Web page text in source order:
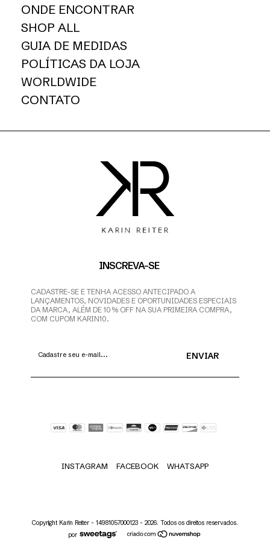
ONDE ENCONTRAR
SHOP ALL
GUIA DE MEDIDAS
POLÍTICAS DA LOJA
WORLDWIDE
CONTATO
INSCREVA-SE
CADASTRE-SE E TENHA ACESSO ANTECIPADO A
LANÇAMENTOS, NOVIDADES E OPORTUNIDADES ESPECIAIS
DA MARCA, ALÉM DE 10% OFF NA SUA PRIMEIRA COMPRA,
COM CUPOM KARIN10.
INSTAGRAM FACEBOOK WHATSAPP
Copyright Karin Reiter - 14981057000123 - 2026. Todos os direitos reservados.
por